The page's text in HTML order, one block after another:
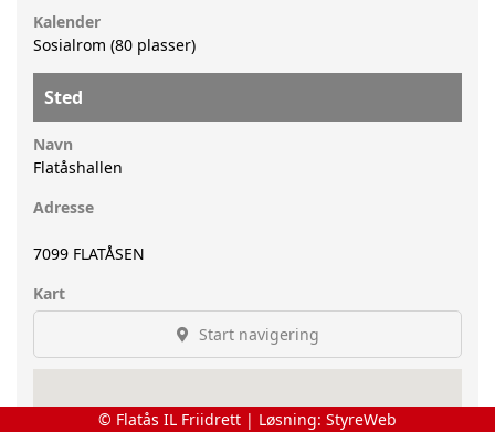
Kalender
Sosialrom (80 plasser)
Sted
Navn
Flatåshallen
Adresse
7099 FLATÅSEN
Kart
Start navigering
© Flatås IL Friidrett | Løsning: StyreWeb